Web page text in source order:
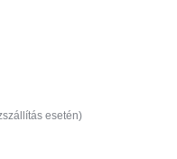
esetén)